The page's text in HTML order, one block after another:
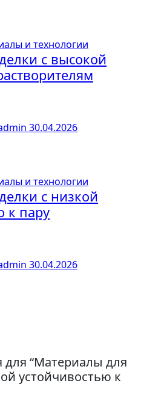
и технологии
с высокой
30.04.2026
и технологии
с низкой
к пару
30.04.2026
для “Материалы для
устойчивостью к